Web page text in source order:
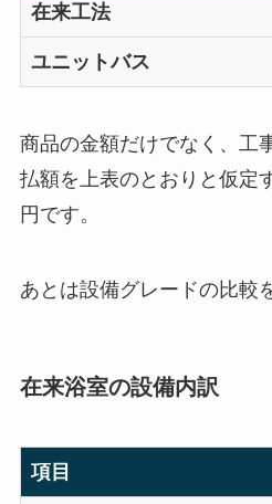
在来工法
ユニットバス
商品の金額だけでなく、工
払額を上表のとおりと仮定
円です。
あとは設備グレードの比較
在来浴室の設備内訳
項目